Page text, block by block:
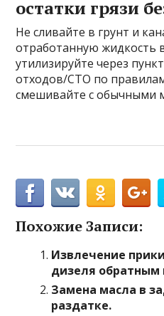
остатки грязи
Не сливайте в грунт и
отработанную жидкость
утилизируйте через
отходов/СТО по
смешивайте с обычными
Похожие Записи:
Извлечение
дизеля
Замена масла в
раздатке.